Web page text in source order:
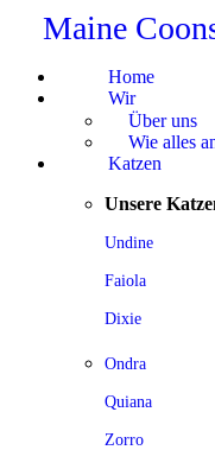
Maine
Home
Wir
Über uns
Wie alles
Katzen
Unsere
Undine
Faiola
Dixie
Ondra
Quiana
Zorro